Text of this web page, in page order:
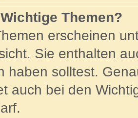
Themen?
erscheinen
Sie enthalten
haben solltest.
auch bei den